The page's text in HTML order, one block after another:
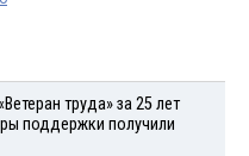
труда» за 25 лет
поддержки получили